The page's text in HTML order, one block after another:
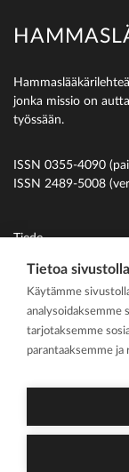
jonka missio on
työssään.
ISSN 0355-4090
ISSN 2489-5008
Tiede
Uutiset
Ihmiset
På svenska
Kirjoitusohjeet
Tietoa
Käytämme
analysoidaksemme
tarjotaksemme
parantaaksemme ja